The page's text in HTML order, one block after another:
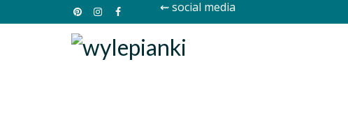
⇜ social media